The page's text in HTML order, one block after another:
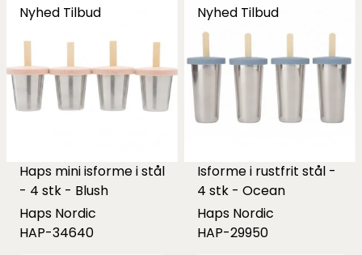
Nyhed Tilbud
Haps mini isforme i stål
- 4 stk - Blush
Haps Nordic
HAP-34640
Nyhed Tilbud
Isforme i rustfrit stål -
4 stk - Ocean
Haps Nordic
HAP-29950